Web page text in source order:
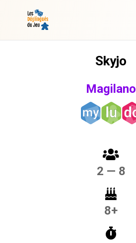
Skyjo
Magilano
2 — 8
8+